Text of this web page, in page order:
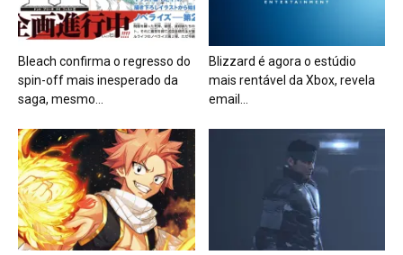
Bleach confirma o regresso do
spin-off mais inesperado da
saga, mesmo...
Blizzard é agora o estúdio
mais rentável da Xbox, revela
email...